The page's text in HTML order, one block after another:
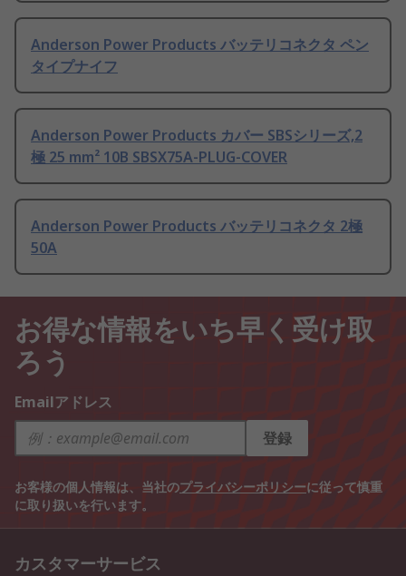
Anderson Power Products バッテリコネクタ ペン
タイプナイフ
Anderson Power Products カバー SBSシリーズ,2
極 25 mm² 10B SBSX75A-PLUG-COVER
Anderson Power Products バッテリコネクタ 2極
50A
お得な情報をいち早く受け取
ろう
Emailアドレス
登録
お客様の個人情報は、当社のプライバシーポリシーに従って慎重
に取り扱いを行います。
カスタマーサービス